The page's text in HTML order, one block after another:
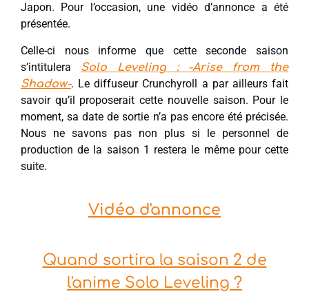
Japon. Pour l’occasion, une vidéo d’annonce a été
présentée.
Celle-ci nous informe que cette seconde saison
s’intitulera Solo Leveling : -Arise from the
Shadow-. Le diffuseur Crunchyroll a par ailleurs fait
savoir qu’il proposerait cette nouvelle saison. Pour le
moment, sa date de sortie n’a pas encore été précisée.
Nous ne savons pas non plus si le personnel de
production de la saison 1 restera le même pour cette
suite.
Vidéo d'annonce
Quand sortira la saison 2 de
l'anime Solo Leveling ?